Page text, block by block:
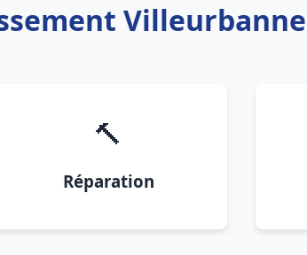
Villeurbanne
🔨
Réparation